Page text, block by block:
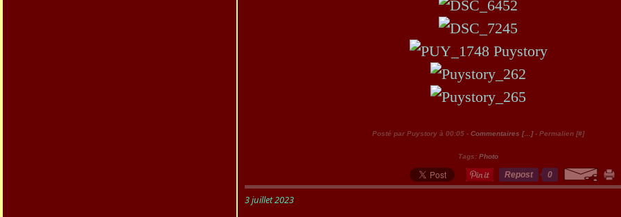
Posté par Puystory à 00:05 - Commentaires [… ]- Permalien [#]
Tags: Photo
Repost 0
3 juillet 2023